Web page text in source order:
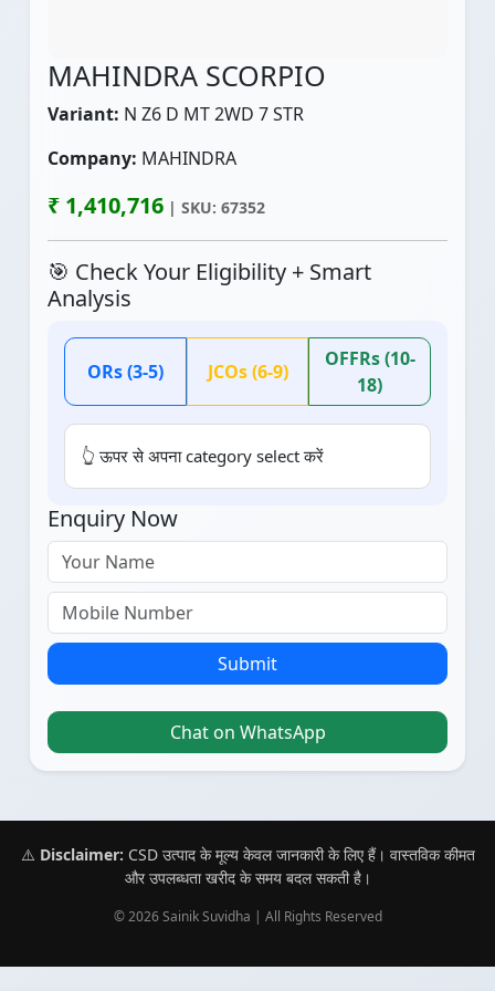
MAHINDRA SCORPIO
Variant: N Z6 D MT 2WD 7 STR
Company: MAHINDRA
₹ 1,410,716 | SKU: 67352
🎯 Check Your Eligibility + Smart
Analysis
ORs (3-5) JCOs (6-9)
OFFRs (10-
18)
👆 ऊपर से अपना category select करें
Enquiry Now
Submit
Chat on WhatsApp
⚠️ Disclaimer: CSD उत्पाद के मूल्य केवल जानकारी के लिए हैं। वास्तविक कीमत
और उपलब्धता खरीद के समय बदल सकती है।
© 2026 Sainik Suvidha | All Rights Reserved